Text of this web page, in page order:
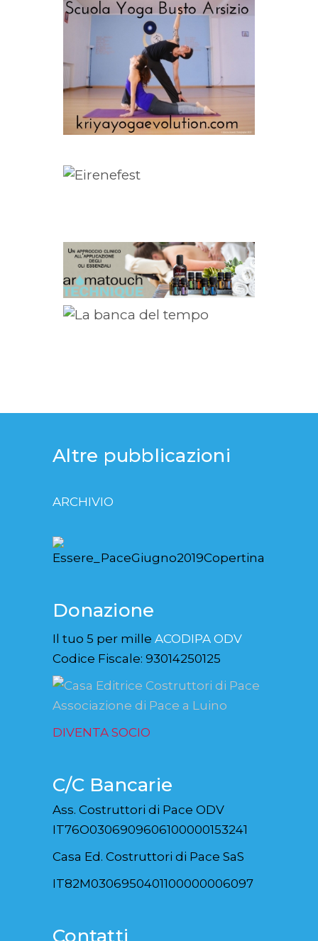
Altre pubblicazioni
ARCHIVIO
Donazione
Il tuo 5 per mille ACODIPA ODV
Codice Fiscale: 93014250125
DIVENTA SOCIO
C/C Bancarie
Ass. Costruttori di Pace ODV
IT76O0306909606100000153241
Casa Ed. Costruttori di Pace SaS
IT82M0306950401100000006097
Contatti